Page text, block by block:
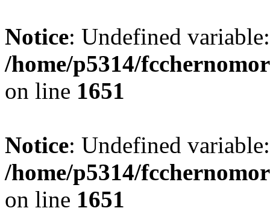
Notice: Undefined
/home/p5314/
on line 1651
Notice: Undefined
/home/p5314/
on line 1651